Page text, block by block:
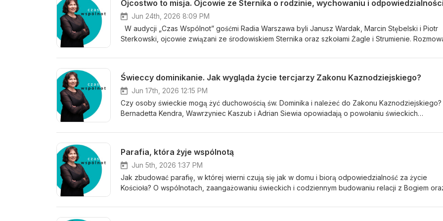
Ojcostwo to misja. Ojcowie ze Sternika o rodzinie, wychowaniu i odpowiedzialności
Jun 24th, 2026 8:09 PM
W audycji „Czas Wspólnot” gośćmi Radia Warszawa byli Janusz Wardak, Marcin Stębelski i Piotr
Sterkowski, ojcowie związani ze środowiskiem Sternika oraz szkołami Żagle i Strumienie.
która pomaga wzrastać całym rodzinom. Goście podkreślali, że ojcostwo wymaga
Świeccy dominikanie. Jak wygląda życie tercjarzy Zakonu Kaznodziejskiego?
Jun 17th, 2026 12:15 PM
Czy osoby świeckie mogą żyć duchowością św. Dominika i należeć do Zakonu Kaznodziejskiego?
Bernadetta Kendra, Wawrzyniec Kaszub i Adrian Siewia opowiadają o powołaniu świeckich
Parafia, która żyje wspólnotą
Jun 5th, 2026 1:37 PM
Jak zbudować parafię, w której wierni czują się jak w domu i biorą odpowiedzialność za życie
Kościoła? O wspólnotach, zaangażowaniu świeckich i codziennym budowaniu relacji z Bogiem